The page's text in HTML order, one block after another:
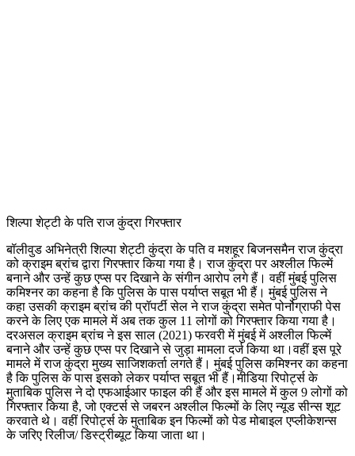
शिल्पा शेट्टी के पति राज कुंद्रा गिरफ्तार
बॉलीवुड अभिनेत्री शिल्पा शेट्टी कुंद्रा के पति व मशहूर बिजनसमैन राज कुंद्रा
को क्राइम ब्रांच द्वारा गिरफ्तार किया गया है। राज कुंद्रा पर अश्लील फिल्में
बनाने और उन्हें कुछ एप्स पर दिखाने के संगीन आरोप लगे हैं। वहीं मुंबई पुलिस
कमिश्नर का कहना है कि पुलिस के पास पर्याप्त सबूत भी हैं। मुंबई पुलिस ने
कहा उसकी क्राइम ब्रांच की प्रॉपर्टी सेल ने राज कुंद्रा समेत पोर्नोग्राफी पेस
करने के लिए एक मामले में अब तक कुल 11 लोगों को गिरफ्तार किया गया है।
दरअसल क्राइम ब्रांच ने इस साल (2021) फरवरी में मुंबई में अश्लील फिल्में
बनाने और उन्हें कुछ एप्स पर दिखाने से जुड़ा मामला दर्ज किया था।वहीं इस पूरे
मामले में राज कुंद्रा मुख्य साजिशकर्ता लगते हैं। मुंबई पुलिस कमिश्नर का कहना
है कि पुलिस के पास इसको लेकर पर्याप्त सबूत भी हैं।मीडिया रिपोर्ट्स के
मुताबिक पुलिस ने दो एफआईआर फाइल की हैं और इस मामले में कुल 9 लोगों को
गिरफ्तार किया है, जो एक्टर्स से जबरन अश्लील फिल्मों के लिए न्यूड सीन्स शूट
करवाते थे। वहीं रिपोर्ट्स के मुताबिक इन फिल्मों को पेड मोबाइल एप्लीकेशन्स
के जरिए रिलीज/ डिस्ट्रीब्यूट किया जाता था।